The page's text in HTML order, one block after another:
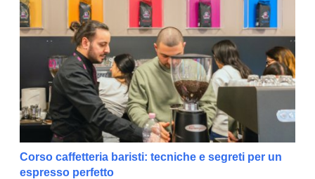
Corso caffetteria baristi: tecniche e segreti per un
espresso perfetto